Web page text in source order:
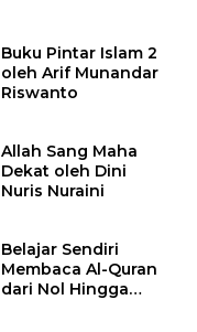
Buku Pintar Islam 2
oleh Arif Munandar
Riswanto
Allah Sang Maha
Dekat oleh Dini
Nuris Nuraini
Belajar Sendiri
Membaca Al-Quran
dari Nol Hingga